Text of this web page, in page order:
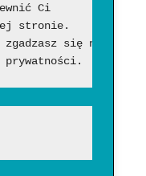
Ci
stronie.
się na ich